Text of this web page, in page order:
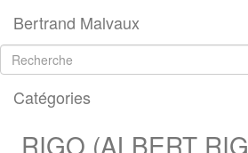
Bertrand Malvaux
Catégories
RIGO (ALBERT